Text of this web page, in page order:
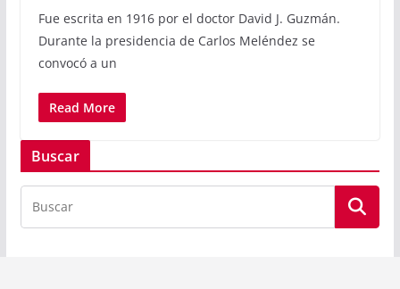
Fue escrita en 1916 por el doctor David J. Guzmán.
Durante la presidencia de Carlos Meléndez se
convocó a un
Read More
Buscar